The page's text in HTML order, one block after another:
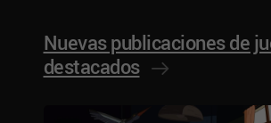
Nuevas publicaciones de
destacados